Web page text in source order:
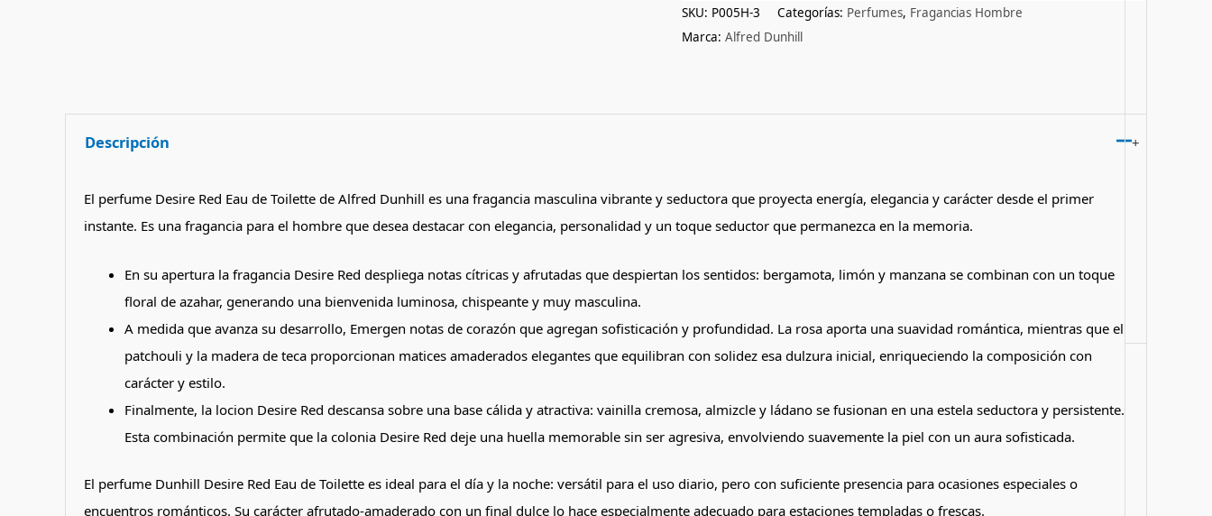
+
SKU: P005H-3 Categorías: Perfumes, Fragancias Hombre
Marca: Alfred Dunhill
Descripción
El perfume Desire Red Eau de Toilette de Alfred Dunhill es una fragancia masculina vibrante y seductora que proyecta energía, elegancia y carácter desde el primer
instante. Es una fragancia para el hombre que desea destacar con elegancia, personalidad y un toque seductor que permanezca en la memoria.
En su apertura la fragancia Desire Red despliega notas cítricas y afrutadas que despiertan los sentidos: bergamota, limón y manzana se combinan con un toque
floral de azahar, generando una bienvenida luminosa, chispeante y muy masculina.
A medida que avanza su desarrollo, Emergen notas de corazón que agregan sofisticación y profundidad. La rosa aporta una suavidad romántica, mientras que el
patchouli y la madera de teca proporcionan matices amaderados elegantes que equilibran con solidez esa dulzura inicial, enriqueciendo la composición con
carácter y estilo.
Finalmente, la locion Desire Red descansa sobre una base cálida y atractiva: vainilla cremosa, almizcle y ládano se fusionan en una estela seductora y persistente.
Esta combinación permite que la colonia Desire Red deje una huella memorable sin ser agresiva, envolviendo suavemente la piel con un aura sofisticada.
El perfume Dunhill Desire Red Eau de Toilette es ideal para el día y la noche: versátil para el uso diario, pero con suficiente presencia para ocasiones especiales o
encuentros románticos. Su carácter afrutado-amaderado con un final dulce lo hace especialmente adecuado para estaciones templadas o frescas.